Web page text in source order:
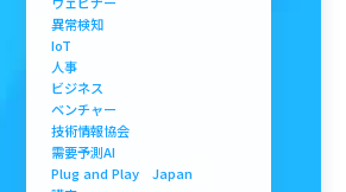
異常検知
IoT
人事
ビジネス
ベンチャー
技術情報協会
需要予測AI
Plug and Play Japan